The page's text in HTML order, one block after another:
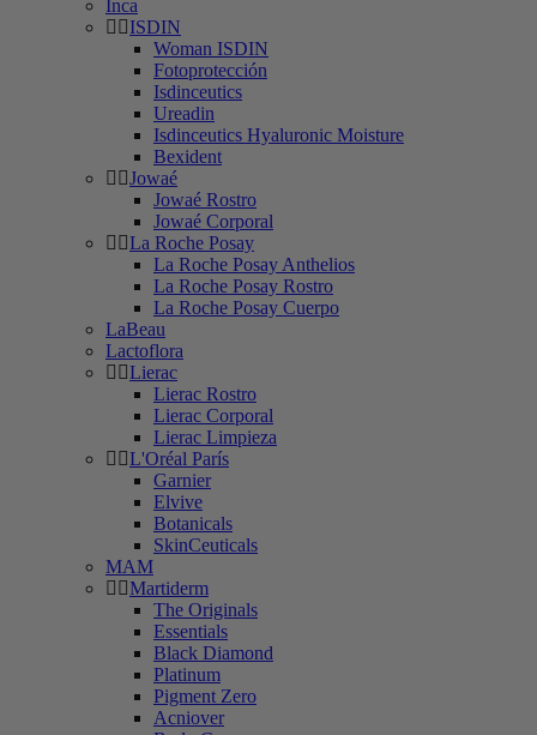
Inca
ISDIN
Woman ISDIN
Fotoprotección
Isdinceutics
Ureadin
Isdinceutics Hyaluronic Moisture
Bexident
Jowaé
Jowaé Rostro
Jowaé Corporal
La Roche Posay
La Roche Posay Anthelios
La Roche Posay Rostro
La Roche Posay Cuerpo
LaBeau
Lactoflora
Lierac
Lierac Rostro
Lierac Corporal
Lierac Limpieza
L'Oréal París
Garnier
Elvive
Botanicals
SkinCeuticals
MAM
Martiderm
The Originals
Essentials
Black Diamond
Platinum
Pigment Zero
Acniover